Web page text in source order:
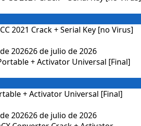
2021 Crack + Serial Key [no Virus]
202626 de julio de 2026
+ Activator Universal [Final]
202626 de julio de 2026